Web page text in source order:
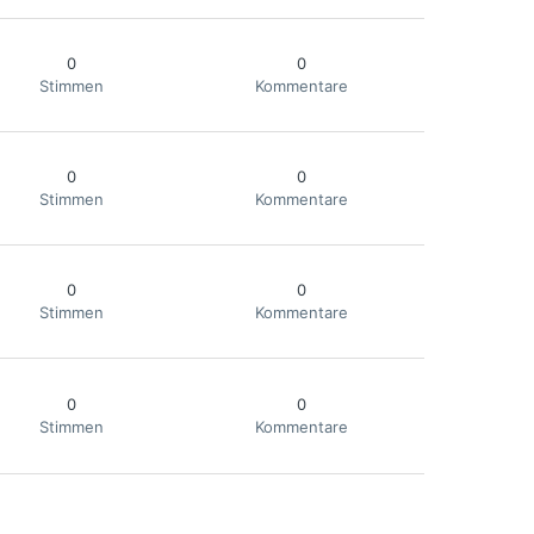
0
Stimmen
0
Kommentare
0
Stimmen
0
Kommentare
0
Stimmen
0
Kommentare
0
Stimmen
0
Kommentare